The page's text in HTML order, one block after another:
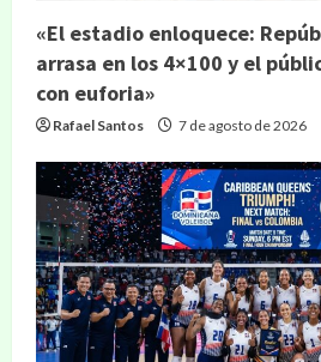
«El estadio enloquece:
arrasa en los 4×100 y el
con euforia»
Rafael Santos 7 de agosto de 2026